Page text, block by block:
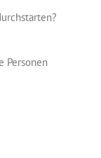
Personen